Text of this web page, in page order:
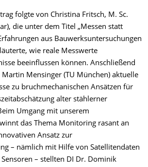
folgte von Christina Fritsch, M. Sc.
die unter dem Titel „Messen statt
aus Bauwerksuntersuchungen
wie reale Messwerte
beeinflussen können. Anschließend
Mensinger (TU München) aktuelle
zu bruchmechanischen Ansätzen für
alter stählerner
Umgang mit unserem
das Thema Monitoring rasant an
Ansatz zur
– nämlich mit Hilfe von Satellitendaten
– stellten DI Dr. Dominik